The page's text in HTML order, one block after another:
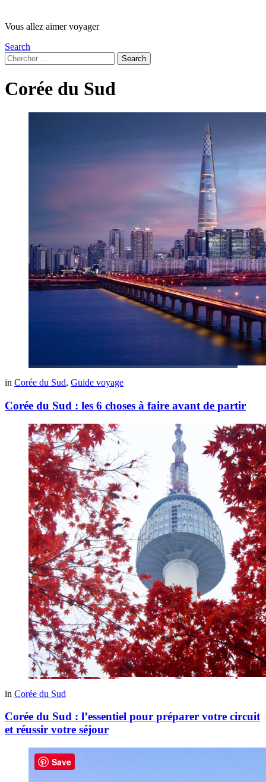
Vous allez aimer voyager
Search
Search
for:
Search
Corée du Sud
in Corée du Sud, Guide voyage
Corée du Sud : les 6 choses à faire avant de partir
in Corée du Sud
Corée du Sud : l’essentiel pour préparer votre circuit
et réussir votre séjour
Save